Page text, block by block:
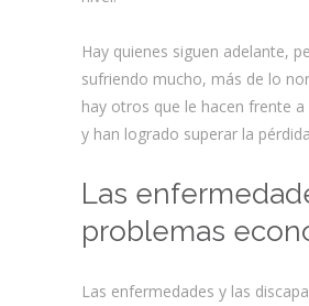
Hay quienes siguen adelante,
sufriendo mucho, más de lo
hay otros que le hacen frente a
y han logrado superar la
Las
problemas
Las enfermedades y las